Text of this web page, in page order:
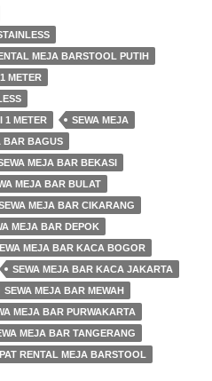
MEJA BARSTOOL PUTIH
METER
1 METER
SEWA MEJA
BAR BAGUS
MEJA BAR BEKASI
MEJA BAR BULAT
MEJA BAR CIKARANG
MEJA BAR DEPOK
MEJA BAR KACA BOGOR
SEWA MEJA BAR KACA JAKARTA
SEWA MEJA BAR MEWAH
MEJA BAR PURWAKARTA
MEJA BAR TANGERANG
RENTAL MEJA BARSTOOL